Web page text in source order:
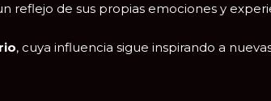
reflejo de sus propias emociones y
, cuya influencia sigue inspirando a